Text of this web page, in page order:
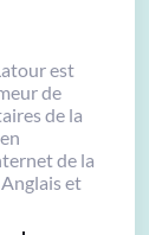
est
de
de la
de la
et